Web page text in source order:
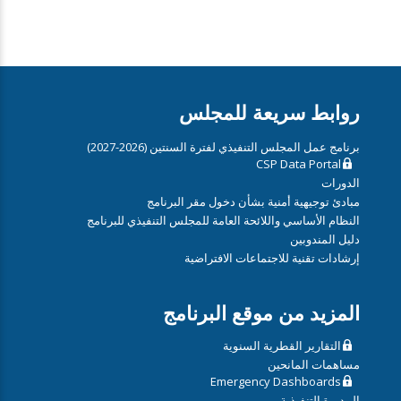
روابط سريعة للمجلس
برنامج عمل المجلس التنفيذي لفترة السنتين (2026-2027)
CSP Data Portal
الدورات
مبادئ توجيهية أمنية بشأن دخول مقر البرنامج
النظام الأساسي واللائحة العامة للمجلس التنفيذي للبرنامج
دليل المندوبين
إرشادات تقنية للاجتماعات الافتراضية
المزيد من موقع البرنامج
التقارير القطرية السنوية
مساهمات المانحين
Emergency Dashboards